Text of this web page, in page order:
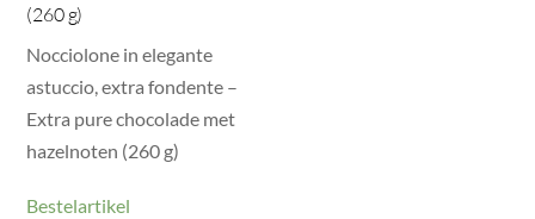
(260 g)
Nocciolone in elegante
astuccio, extra fondente –
Extra pure chocolade met
hazelnoten (260 g)
Bestelartikel